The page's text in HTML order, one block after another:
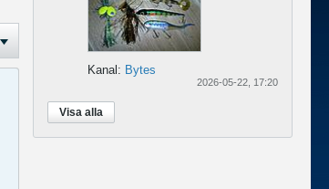
Kanal: Bytes
2026-05-22, 17:20
Visa alla